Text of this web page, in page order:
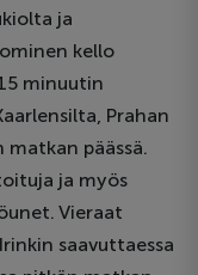
ja
kello
minuutin
Prahan
päässä.
ja myös
Vieraat
saavuttaessa